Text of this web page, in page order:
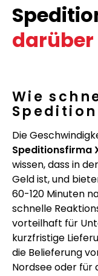
Wie
Die
Speditionsfirma
wissen, dass in
Geld ist, und
60-120 Minuten
schnelle
vorteilhaft für
kurzfristige
die Belieferung
Nordsee oder